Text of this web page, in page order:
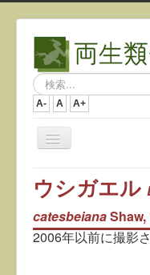
検
索...
A- A A+
ナ
ビ
ー
シ
ョ
ン
を
ウシガエル
catesbeianaShaw,
2006年以前に撮影